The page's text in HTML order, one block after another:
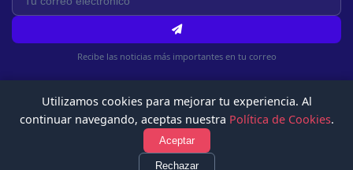
Recibe las noticias más importantes en tu correo
© 2026 Chachapoyasonline.Com. Todos los derechos reservados.
Términos de Uso
Utilizamos cookies para mejorar tu experiencia. Al
continuar navegando, aceptas nuestra Política de Cookies.
Aceptar
Rechazar